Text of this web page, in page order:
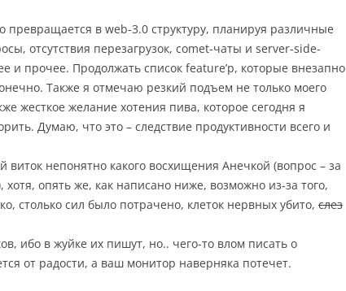
превращается в web-3.0 структуру, планируя различные
отсутствия перезагрузок, comet-чаты и server-side-
и прочее. Продолжать список feature’р, которые внезапно
Также я отмечаю резкий подъем не только моего
жесткое желание хотения пива, которое сегодня я
Думаю, что это – следствие продуктивности всего и
виток непонятно какого восхищения Анечкой (вопрос – за
хотя, опять же, как написано ниже, возможно из-за того,
столько сил было потрачено, клеток нервных убито, слез
ибо в жуйке их пишут, но.. чего-то влом писать о
от радости, а ваш монитор наверняка потечет.